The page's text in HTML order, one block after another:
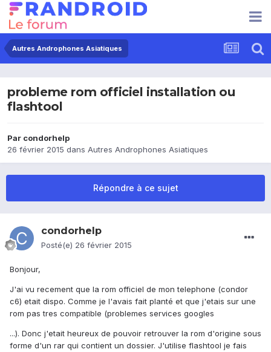
Autres Androphones Asiatiques
probleme rom officiel installation ou
flashtool
Par condorhelp
26 février 2015 dans Autres Androphones Asiatiques
Répondre à ce sujet
condorhelp
Posté(e) 26 février 2015
Bonjour,
J'ai vu recement que la rom officiel de mon telephone (condor
c6) etait dispo. Comme je l'avais fait planté et que j'etais sur une
rom pas tres compatible (problemes services googles
...). Donc j'etait heureux de pouvoir retrouver la rom d'origine sous
forme d'un rar qui contient un dossier. J'utilise flashtool je fais